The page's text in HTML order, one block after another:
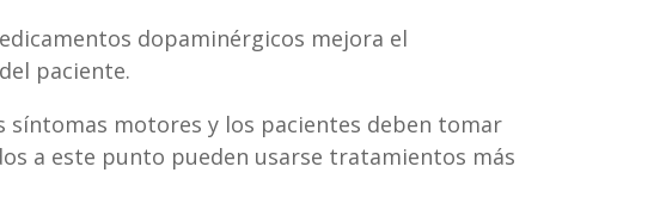
dopaminérgicos mejora el
paciente.
síntomas motores y los pacientes deben tomar
a este punto pueden usarse tratamientos más